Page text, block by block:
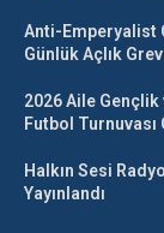
Anti-Emperyalist
Günlük Açlık
2026 Aile Gençlik
Futbol
Halkın Sesi
Yayınlandı